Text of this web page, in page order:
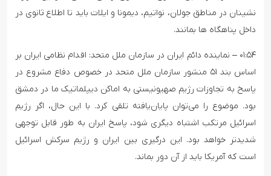
نشینان در مناطق جولان، نواتیم، دیمونا و ایلات باید تا اطلاع ثانوی در
داخل پناهگاه ها بمانند.
۰۱:۵۴ – نماینده دائم ایران در سازمان ملل متحد: اقدام نظامی ایران بر
اساس بند ۵۱ منشور سازمان ملل متحد در خصوص دفاع مشروع در
پاسخ به تجاوزات رژیم صهیونیستی به اماکن دیپلماتیک ما در دمشق
بود. موضوع را می‌توان پایان‌یافته تلقی کرد. با این حال، اگر رژیم
اسرائیل مرتکب اشتباه دیگری شود، پاسخ ایران به طور قابل توجهی
شدیدتر خواهد بود. این درگیری بین ایران و رژیم سرکش اسرائیل
است که آمریکا باید از آن دور بماند.